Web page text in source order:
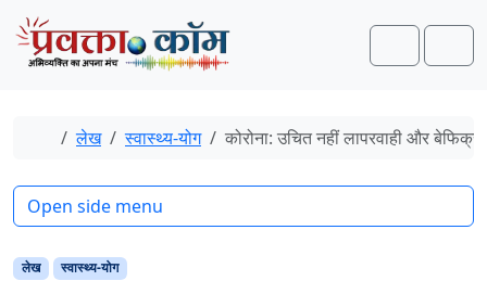
Skip to content
Skip to footer
Search
Home
लेख स्‍वास्‍थ्‍य-योग कोरोना: उचित नहीं लापरवाही और बेफिक्री
लेख स्‍वास्‍थ्‍य-योग
Open side menu